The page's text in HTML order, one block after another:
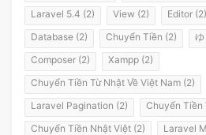
Laravel 5.4 (2)
View (2) Editor (2)
Database (2)
Chuyển Tiền (2)
Composer (2)
Xampp (2)
Chuyển Tiền Từ Nhật Về Việt Nam (2)
Laravel Pagination (2)
Chuyển Tiền
Chuyển Tiền Nhật Việt (2)
Laravel